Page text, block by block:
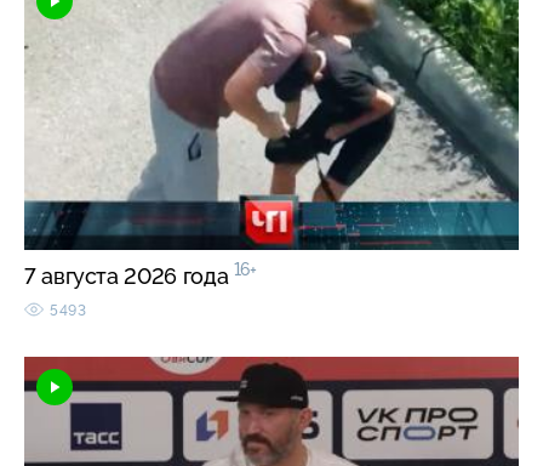
7 августа 2026 года 16+
5493